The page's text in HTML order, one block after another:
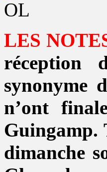
LES
réception
synonyme
n’ont
Guingamp.
dimanche